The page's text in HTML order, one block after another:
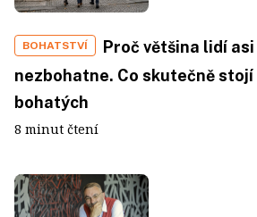
BOHATSTVÍ
Proč většina lidí
nezbohatne. Co skutečně
bohatých
8 minut čtení